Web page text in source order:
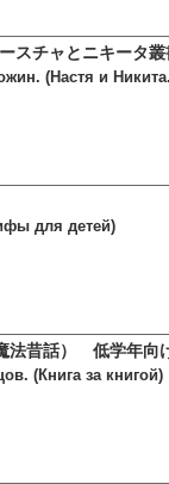
チャとニキータ叢
(Настя и
для детей)
法昔話） 低学年向
(Книга за книгой)